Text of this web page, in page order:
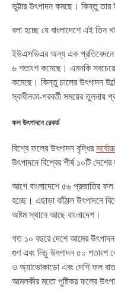
ভুট্টার উৎপাদন কমছে। কিন্তু তার
বলা হচ্ছে যে বাংলাদেশে এই তিন
ইউএসডিএর অন্য এক প্রতিবেদনে
৬ শতাংশ কমেছে। এমনকি
কমেছে। কিন্তু চালের উৎপাদন
স্বাধীনতা-পরবর্তী সময়ের তুলনায়
ফল উৎপাদনে রেকর্ড
বিশ্বে ফলের উৎপাদন বৃদ্ধির
উৎপাদনে বিশ্বের শীর্ষ ১০টি
আগে বাংলাদেশে ৫৬ প্রজাতির
হচ্ছে। এছাড়া কাঁঠাল উৎপাদনে
অষ্টম স্থানে আছে বাংলাদেশ।
গত ১০ বছরে দেশে আমের উৎপাদন
গুণ এবং লিচু উৎপাদন ৫০ শতাংশ
ও অ্যাভোকাডো এবং দেশি ফল
আমলকীর মতো পুষ্টিকর ফলের